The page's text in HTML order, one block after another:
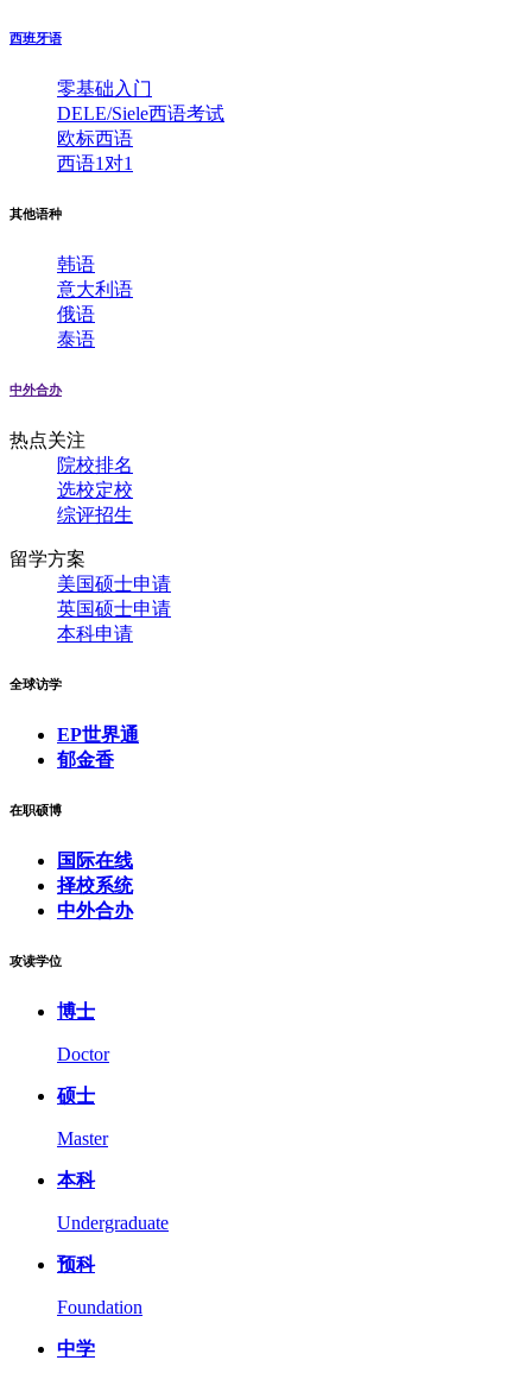
西班牙语
零基础入门
DELE/Siele西语考试
欧标西语
西语1对1
其他语种
韩语
意大利语
俄语
泰语
中外合办
热点关注
院校排名
选校定校
综评招生
留学方案
美国硕士申请
英国硕士申请
本科申请
全球访学
EP世界通
郁金香
在职硕博
国际在线
择校系统
中外合办
攻读学位
博士
Doctor
硕士
Master
本科
Undergraduate
预科
Foundation
中学